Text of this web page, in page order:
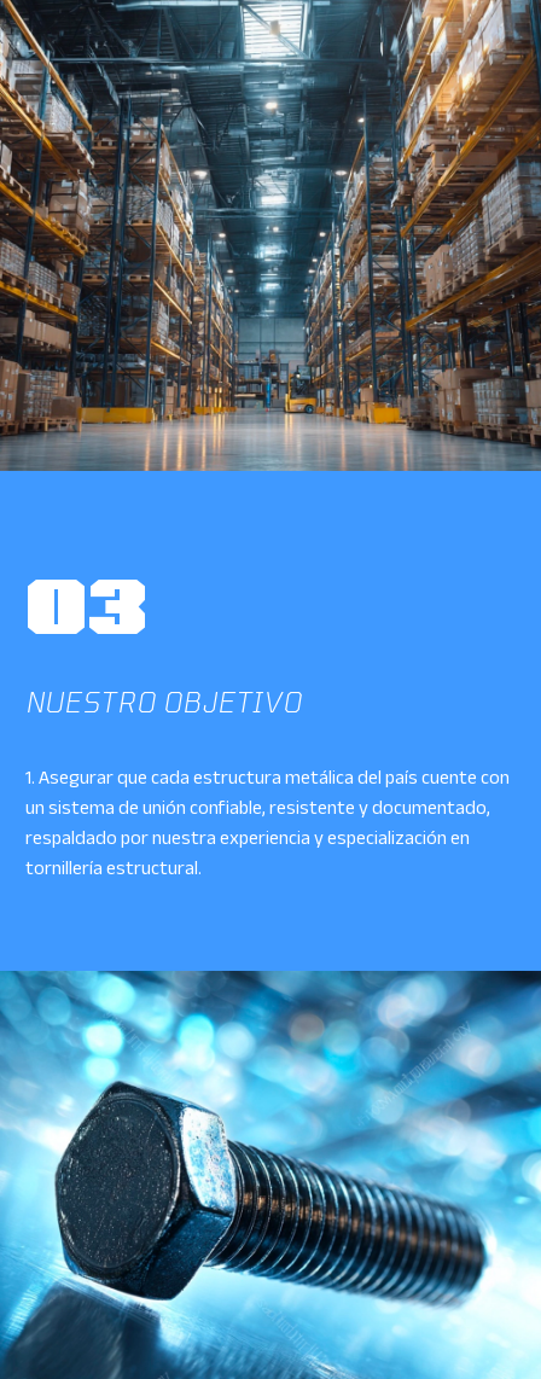
03
NUESTRO OBJETIVO
1. Asegurar que cada estructura metálica del país cuente con
un sistema de unión confiable, resistente y documentado,
respaldado por nuestra experiencia y especialización en
tornillería estructural.